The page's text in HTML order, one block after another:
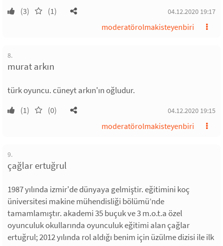
(3) (1) 04.12.2020 19:17
moderatörolmakisteyenbiri
8.
murat arkın
türk oyuncu. cüneyt arkın'ın oğludur.
(1) (0) 04.12.2020 19:15
moderatörolmakisteyenbiri
9.
çağlar ertuğrul
1987 yılında izmir'de dünyaya gelmiştir. eğitimini koç
üniversitesi makine mühendisliği bölümü’nde
tamamlamıştır. akademi 35 buçuk ve 3 m.o.t.a özel
oyunculuk okullarında oyunculuk eğitimi alan çağlar
ertuğrul; 2012 yılında rol aldığı benim için üzülme dizisi ile ilk